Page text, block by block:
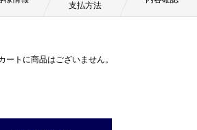
支払方法
ートに商品はございません。